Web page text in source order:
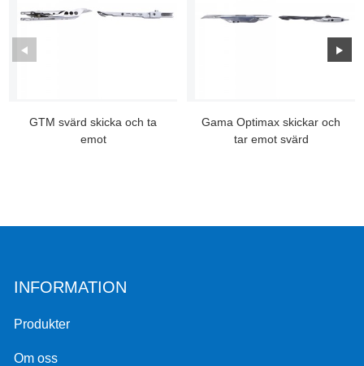
GTM svärd skicka och ta
emot
Gama Optimax skickar och
tar emot svärd
INFORMATION
Produkter
Om oss